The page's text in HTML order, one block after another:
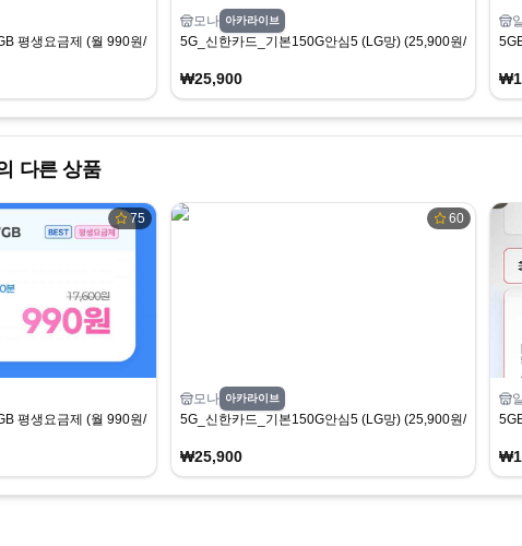
평생요금제 (월 990원/무료)
모나 아카라이브
5G_신한카드_기본150G안심5 (LG망) (25,900원/무료)
₩25,900
다른 상품
75
평생요금제 (월 990원/무료)
60
모나 아카라이브
5G_신한카드_기본150G안심5 (LG망) (25,900원/무료)
₩25,900